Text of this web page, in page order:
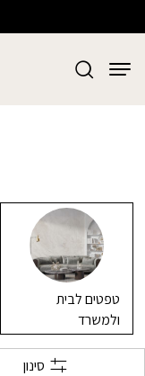
טפטים לבית
ולמשרד
סינון